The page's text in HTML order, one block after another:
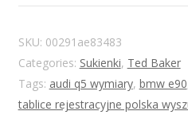
SKU: 00291ae83483
Categories: Sukienki, Ted Baker
Tags: audi q5 wymiary, bmw e90
tablice rejestracyjne polska